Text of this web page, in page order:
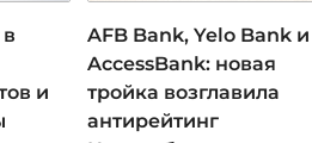
и
AFB Bank, Yelo Bank и
AccessBank: новая
тройка возглавила
антирейтинг